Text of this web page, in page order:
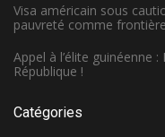
Visa américain sous
pauvreté comme frontière
Appel à l’élite guinéenne
République !
Catégories